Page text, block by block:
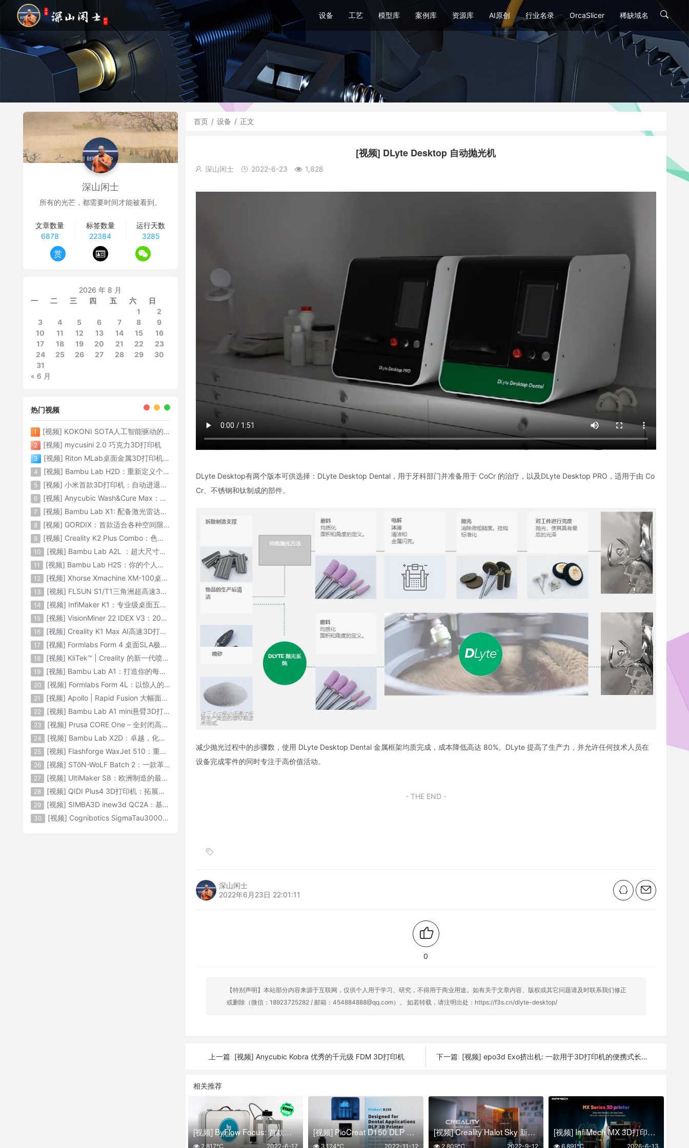
设备 工艺 模型库 案例库 资源库 AI原创 行业名录 OrcaSlicer 稀缺域名
首页 / 设备 / 正文
[视频] DLyte Desktop 自动抛光机
深山闲士 2022-6-23 1,828
DLyte Desktop有两个版本可供选择：DLyte Desktop Dental，用于牙科部门并准备用于 CoCr 的治疗，以及DLyte Desktop PRO，适用于由 Co
Cr、不锈钢和钛制成的部件。
减少抛光过程中的步骤数，使用 DLyte Desktop Dental 金属框架均质完成，成本降低高达 80%。DLyte 提高了生产力，并允许任何技术人员在
设备完成零件的同时专注于高价值活动。
- THE END -
深山闲士
2022年6月23日 22:01:11
0
【特别声明】本站部分内容来源于互联网，仅供个人用于学习、研究，不得用于商业用途。如有关于文章内容、版权或其它问题请及时联系我们修正
或删除（微信：18923725282 / 邮箱：454884888@qq.com）。 如若转载，请注明出处： https://f3s.cn/dlyte-desktop/
上一篇: [视频] Anycubic Kobra 优秀的千元级 FDM 3D打印机 下一篇: [视频] epo3d Exo挤出机: 一款用于3D打印机的便携式长丝挤出机
相关推荐
[视频] ByFlow Focus: 首款多材料便携式3D打印机
2022-6-17
2,817℃
[视频] PioCreat D150 DLP 牙科 光固化3D打印机
2022-11-12
3,124℃
[视频] Creality Halot Sky 新一代旗舰树脂3d打印机
2022-9-12
2,809℃
[视频] InfiMech MX 3D打印机：8个工具头 效率提升8倍 浪费减少8倍
2026-6-13
6,891℃
深山闲士
所有的光芒，都需要时间才能被看到。
文章数量
6878
标签数量
22384
运行天数
3285
赏
2026 年 8 月
一
二 三 四 五 六
日
1
2
3
4 5 6 7 8
9
10
11 12 13 14 15
16
17
18 19 20 21 22
23
24
25 26 27 28 29
30
31
« 6 月
热门视频
1 [视频] KOKONI SOTA人工智能驱动的3D打印革命 倒立打印600mm/s
2 [视频] mycusini 2.0 巧克力3D打印机
3 [视频] Riton MLab桌面金属3D打印机：体积小性能强大
4 [视频] Bambu Lab H2D：重新定义个人智造
5 [视频] 小米首款3D打印机：自动进退料、AI云切片、人脸拍照建模 3D玩家兴趣首选
6 [视频] Anycubic Wash&Cure Max：清洗+后固化二合一设备
7 [视频] Bambu Lab X1: 配备激光雷达和人工智能的CoreXY彩色3D打印机
8 [视频] GORDIX：首款适合各种空间限制的3合1便携式数控机床
9 [视频] Creality K2 Plus Combo：色彩与尺寸的史诗级飞跃
10 [视频] Bambu Lab A2L ：超大尺寸家用打印机 告别拆件 轻松一体成型
11 [视频] Bambu Lab H2S：你的个人智造中心
12 [视频] Xhorse Xmachine XM-100桌面级五轴CNC机床：卓越的精度和效率
13 [视频] FLSUN S1/T1三角洲超高速3D打印机 打印速度1200mm/s
14 [视频] InfiMaker K1：专业级桌面五轴数控机床
15 [视频] VisionMiner 22 IDEX V3：2024年最佳工程材料3D打印机
16 [视频] Creality K1 Max AI高速3D打印机：600mm/s打印速度 史诗般的飞跃
17 [视频] Formlabs Form 4 桌面SLA极速3D打印机 工业级打印质量
18 [视频] KliTek™ | Creality 的新一代喷嘴更换系统
19 [视频] Bambu Lab A1：打造你的每一份热爱
20 [视频] Formlabs Form 4L：以惊人的速度获得工业级部件
21 [视频] Apollo | Rapid Fusion 大幅面颗粒3D打印系统
22 [视频] Bambu Lab A1 mini悬臂3D打印机：让多色打印成为标配
23 [视频] Prusa CORE One – 全封闭高速CoreXY 3D打印机配备主动腔体温度控制
24 [视频] Bambu Lab X2D：卓越，化繁为简！
25 [视频] Flashforge WaxJet 510：重新定义精度 专为K金珠宝铸造而生
26 [视频] STōN-WoLF Batch 2：一款革命性的“飞行龙门架”3D打印机
27 [视频] UltiMaker S8：欧洲制造的最快的桌面双材料专业3D打印机
28 [视频] QIDI Plus4 3D打印机：拓展您的想象力
29 [视频] SIMBA3D inew3d QC2A：基于AI建模的桌面全彩色3D打印机
30 [视频] Cognibotics SigmaTau3000 轻型机器人：智能制造的未来